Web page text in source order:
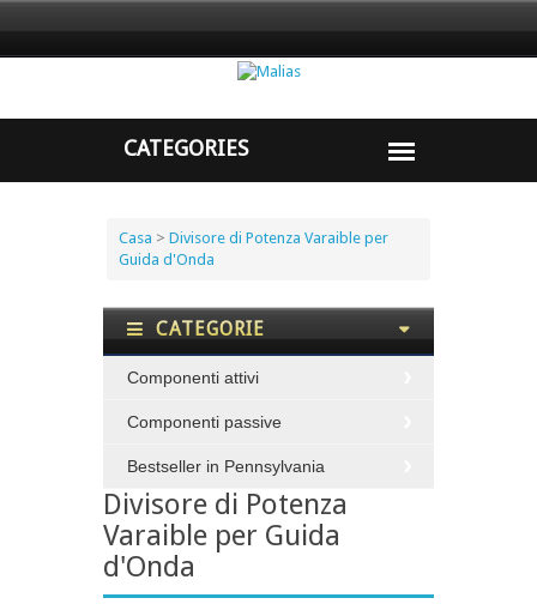
Casa > Divisore di Potenza Varaible per
Guida d'Onda
CATEGORIE
Componenti attivi
Componenti passive
Bestseller in Pennsylvania
Divisore di Potenza
Varaible per Guida
d'Onda